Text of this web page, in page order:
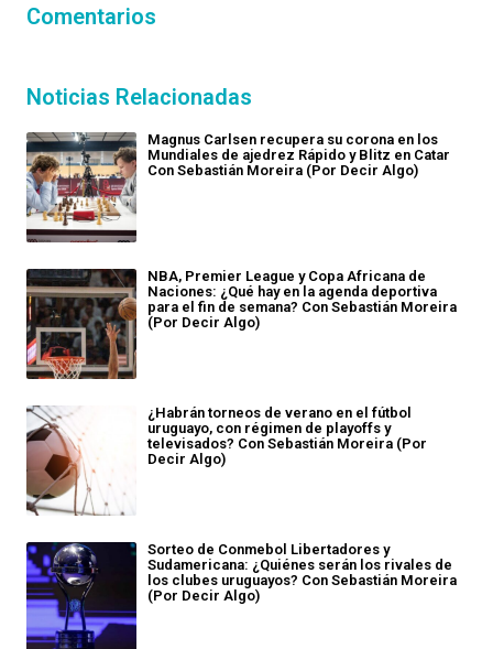
Comentarios
Noticias Relacionadas
Magnus Carlsen recupera su corona en los
Mundiales de ajedrez Rápido y Blitz en Catar
Con Sebastián Moreira (Por Decir Algo)
NBA, Premier League y Copa Africana de
Naciones: ¿Qué hay en la agenda deportiva
para el fin de semana? Con Sebastián Moreira
(Por Decir Algo)
¿Habrán torneos de verano en el fútbol
uruguayo, con régimen de playoffs y
televisados? Con Sebastián Moreira (Por
Decir Algo)
Sorteo de Conmebol Libertadores y
Sudamericana: ¿Quiénes serán los rivales de
los clubes uruguayos? Con Sebastián Moreira
(Por Decir Algo)